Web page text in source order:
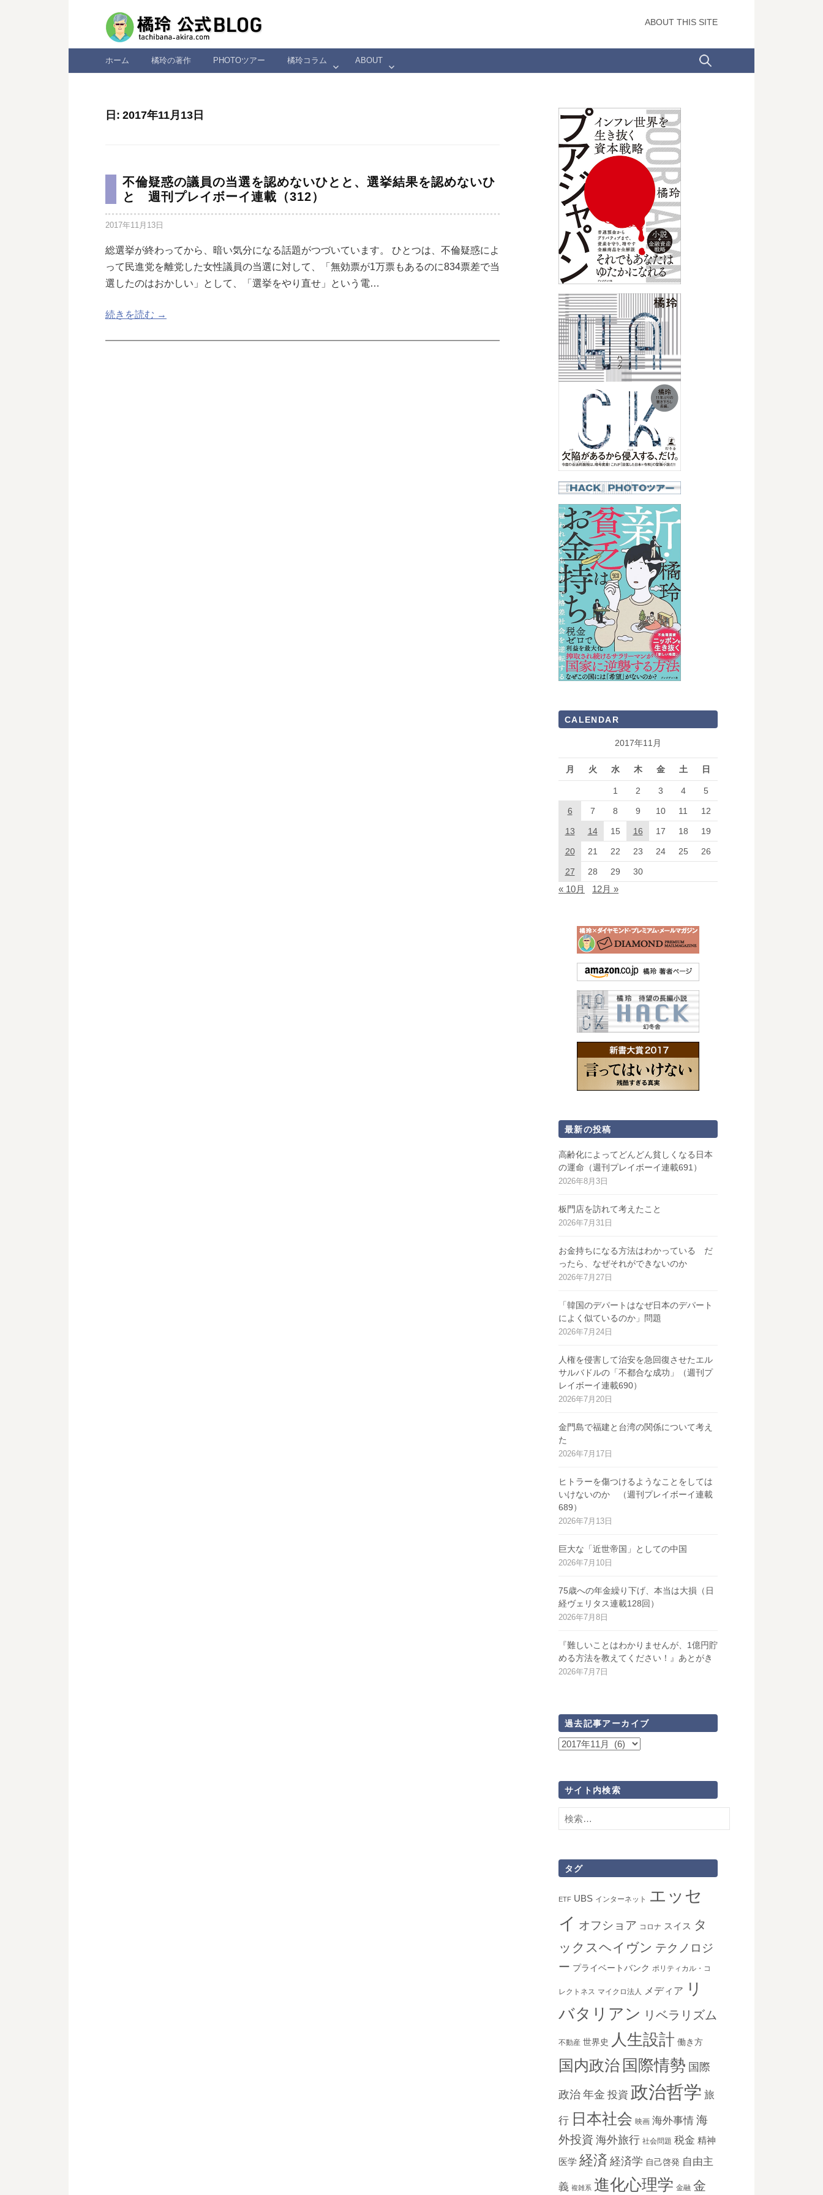
ツ
ABOUT THIS SITE
ホーム 橘玲の著作 PHOTOツアー 橘玲コラム ABOUT 検
日:2017年11月13日
不倫疑惑の議員の当選を認めないひとと、選挙結果を認めないひ
と 週刊プレイボーイ連載（312）
2017年11月13日
総選挙が終わってから、暗い気分になる話題がつづいています。 ひとつは、不倫疑惑によ
って民進党を離党した女性議員の当選に対して、「無効票が1万票もあるのに834票差で当
選したのはおかしい」として、「選挙をやり直せ」という電…
続きを読む →
CALENDAR
2017年11月
月 火 水 木 金 土 日
1 2 3 4 5
6 7 8 9 10 11 12
13 14 15 16 17 18 19
20 21 22 23 24 25 26
27 28 29 30
« 10月 12月 »
最新の投稿
高齢化によってどんどん貧しくなる日本
の運命（週刊プレイボーイ連載691）
2026年8月3日
板門店を訪れて考えたこと
2026年7月31日
お金持ちになる方法はわかっている だ
ったら、なぜそれができないのか
2026年7月27日
「韓国のデパートはなぜ日本のデパート
によく似ているのか」問題
2026年7月24日
人権を侵害して治安を急回復させたエル
サルバドルの「不都合な成功」（週刊プ
レイボーイ連載690）
2026年7月20日
金門島で福建と台湾の関係について考え
た
2026年7月17日
ヒトラーを傷つけるようなことをしては
いけないのか （週刊プレイボーイ連載
689）
2026年7月13日
巨大な「近世帝国」としての中国
2026年7月10日
75歳への年金繰り下げ、本当は大損（日
経ヴェリタス連載128回）
2026年7月8日
『難しいことはわかりませんが、1億円貯
める方法を教えてください！』あとがき
2026年7月7日
過去記事アーカイブ
過
事
ー
カ
ブ
サイト内検索
検
索:
タグ
ETF UBS インターネット
エッセ
イ オフショア コロナ スイス タ
ックスヘイヴン テクノロジ
ー プライベートバンク ポリティカル・コ
レクトネス マイクロ法人 メディア
リ
バタリアン リベラリズム
不動産 世界史 人生設計 働き方
国内政治 国際情勢 国際
政治 年金 投資 政治哲学 旅
行 日本社会 映画 海外事情 海
外投資 海外旅行 社会問題 税金 精神
医学 経済 経済学 自己啓発 自由主
義 複雑系 進化心理学 金融 金